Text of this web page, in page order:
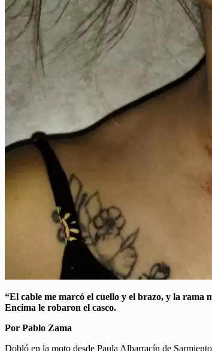
“El cable me marcó el cuello y el brazo, y la rama
Encima le robaron el casco.
Por Pablo Zama
Dobló en la moto desde Paula Albarracín de